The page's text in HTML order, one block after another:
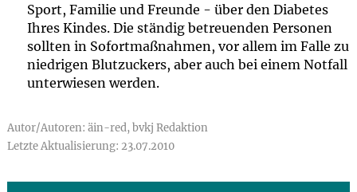
Sport, Familie und Freunde - über den Diabetes
Ihres Kindes. Die ständig betreuenden Personen
sollten in Sofortmaßnahmen, vor allem im Falle zu
niedrigen Blutzuckers, aber auch bei einem Notfall
unterwiesen werden.
Autor/Autoren: äin-red, bvkj Redaktion
Letzte Aktualisierung: 23.07.2010